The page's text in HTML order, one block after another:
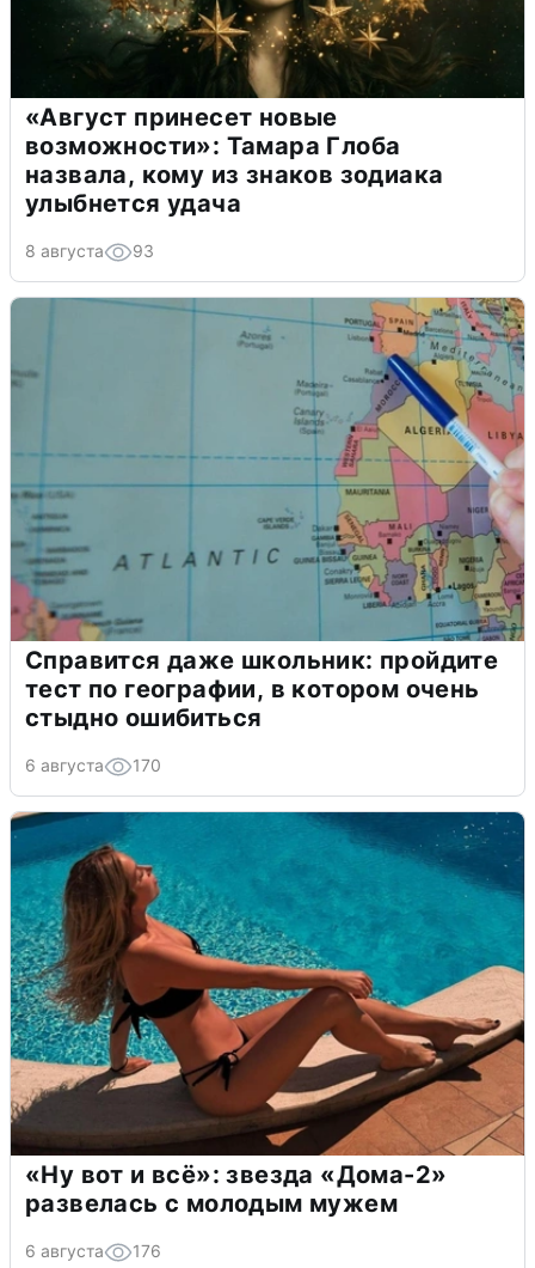
«Август принесет новые
возможности»: Тамара Глоба
назвала, кому из знаков зодиака
улыбнется удача
8 августа 93
Справится даже школьник: пройдите
тест по географии, в котором очень
стыдно ошибиться
6 августа 170
«Ну вот и всё»: звезда «Дома-2»
развелась с молодым мужем
6 августа 176